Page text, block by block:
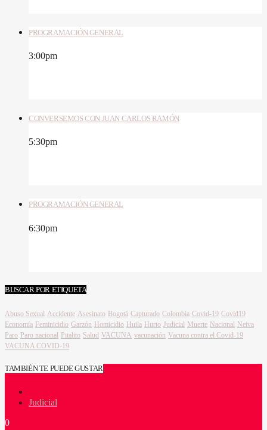
PROGRAMACIÓN GENERAL
3:00pm
CONVERSEMOS CON JUAN CARLOS RAMÓN
5:30pm
PROGRAMACIÓN GENERAL
6:30pm
BUSCAR POR ETIQUETA
Abuso Sexual Accidente Asesinato Bogotá Capturado Colombia Covid-19 Covid19
Economía Feminicidio Garzón Homicidio Huila Hurto Judicial Muerte Nacional
Neiva
Paro Paro nacional Pitalito Salud VACUNA vacunación Vacuna contra el Covid-19
VACUNA COVID-19
TAMBIÉN TE PUEDE GUSTAR
Judicial
0